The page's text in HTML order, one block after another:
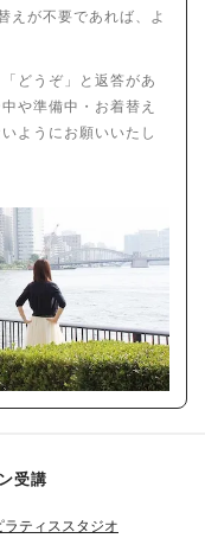
えが不要であれば、よ
どうぞ」と返答があ
や準備中・お着替え
ようにお願いいたし
受講
ティススタジオ